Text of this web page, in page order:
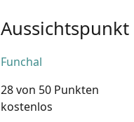
Aussichtspunkt
Funchal
28 von 50 Punkten
kostenlos